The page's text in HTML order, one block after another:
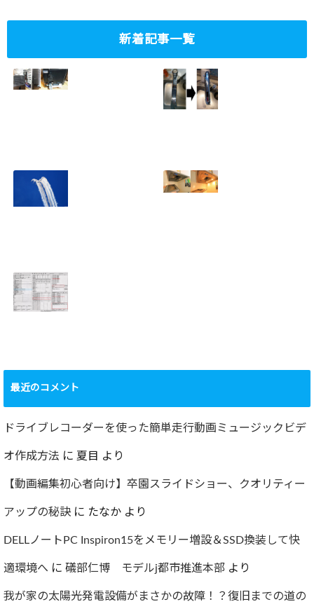
新着記事一覧
ド対応
2023.10.14
チレス水栓にDIY
で交換
撮影方法のレクチ
ャー
2022.12.24
要再検査となって
しまった…
2022.07.30
最近のコメント
ドライブレコーダーを使った簡単走行動画ミュージックビデ
オ作成方法 に 夏目 より
【動画編集初心者向け】卒園スライドショー、クオリティー
アップの秘訣に たなか より
DELLノートPC Inspiron15をメモリー増設＆SSD換装して快
適環境へ に 礒部仁博 モデルj都市推進本部 より
我が家の太陽光発電設備がまさかの故障！？復旧までの道の